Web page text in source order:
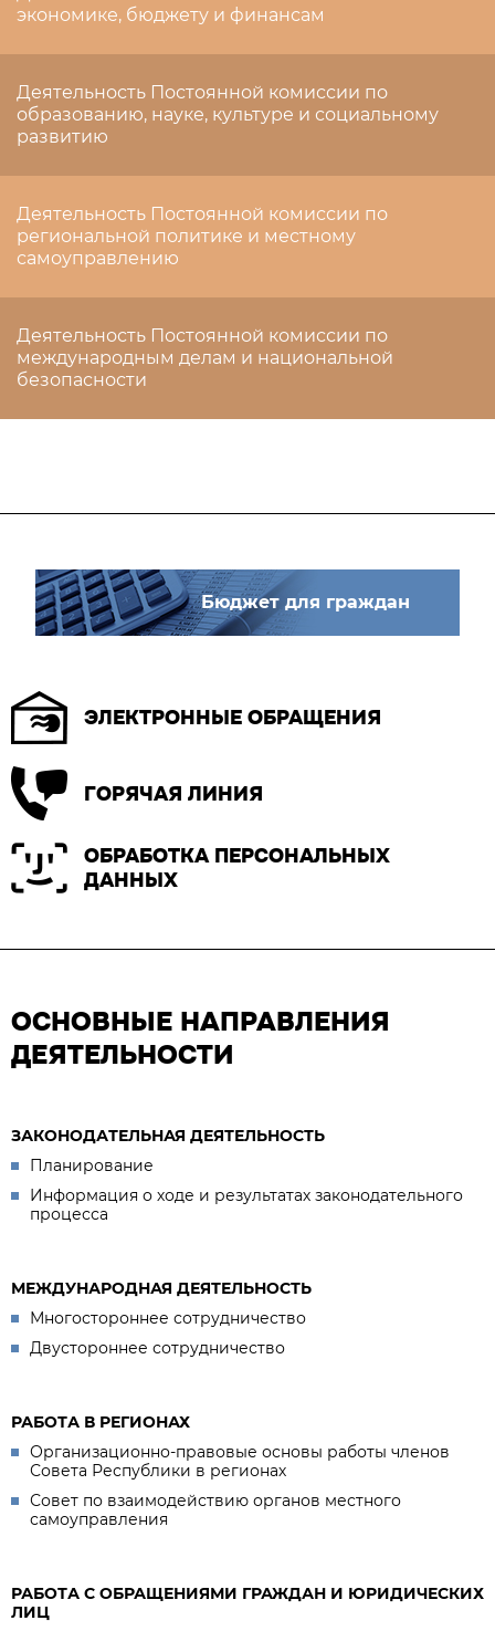
экономике, бюджету и финансам
Деятельность Постоянной комиссии по
образованию, науке, культуре и социальному
развитию
Деятельность Постоянной комиссии по
региональной политике и местному
самоуправлению
Деятельность Постоянной комиссии по
международным делам и национальной
безопасности
Бюджет для граждан
ЭЛЕКТРОННЫЕ ОБРАЩЕНИЯ
ГОРЯЧАЯ ЛИНИЯ
ОБРАБОТКА ПЕРСОНАЛЬНЫХ
ДАННЫХ
ОСНОВНЫЕ НАПРАВЛЕНИЯ
ДЕЯТЕЛЬНОСТИ
ЗАКОНОДАТЕЛЬНАЯ ДЕЯТЕЛЬНОСТЬ
Планирование
Информация о ходе и результатах законодательного
процесса
МЕЖДУНАРОДНАЯ ДЕЯТЕЛЬНОСТЬ
Многостороннее сотрудничество
Двустороннее сотрудничество
РАБОТА В РЕГИОНАХ
Организационно-правовые основы работы членов
Совета Республики в регионах
Совет по взаимодействию органов местного
самоуправления
РАБОТА С ОБРАЩЕНИЯМИ ГРАЖДАН И ЮРИДИЧЕСКИХ
ЛИЦ